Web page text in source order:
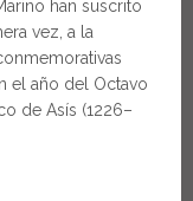
han suscrito
vez, a la
el año del Octavo
de Asís (1226–